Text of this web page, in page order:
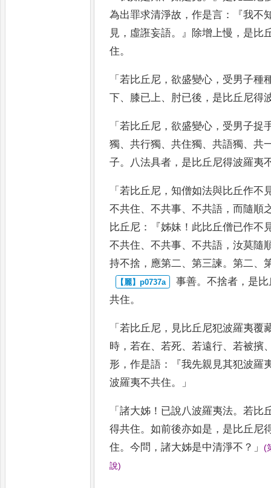
為出罪求清淨故 ，作是言 ：『我不
見 ， 虛誑妄語。』 除增上慢 ， 是比
住。
「若比丘尼 ，欲盛變心 ， 受男子種
下、 膝已上、 肘已後 ， 是比 丘尼得
「若比丘尼 ，欲盛變心 ， 受男子捉
獨、共行獨、共住獨、共語獨、共
子。 八法具者 ， 是比丘尼得波羅夷
「若比丘尼 ，知僧如法與比丘作不
不共住、不共事、不共語 ，而隨順
比丘 尼 ：『姊妹 ！ 此比丘僧已作不
不共住、不共事、不共語 ，汝莫隨
持不捨 ， 應第二、第三諫。第二、
事善。不捨者 ， 是
共住。
「若比丘尼 ， 見比丘尼犯波羅夷覆
時 ，若在、若死、若遠行、若被擯
形 ，作是語 ：『我先親見其犯波羅
波羅夷不共住。」
「諸大姊 ！ 已說八波羅夷法。若比
得共住。如前後亦如是 ， 是比丘尼
住。今問 ，諸大姊是中清淨不 ？」(
說)